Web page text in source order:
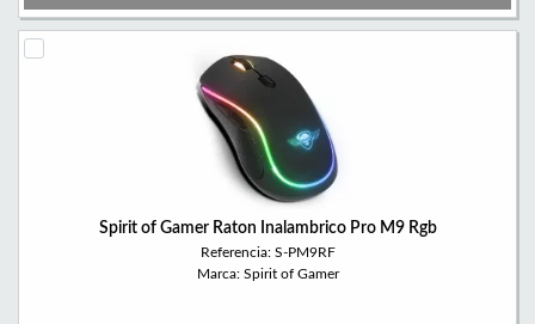
Spirit of Gamer Raton Inalambrico Pro M9 Rgb
Referencia: S-PM9RF
Marca: Spirit of Gamer